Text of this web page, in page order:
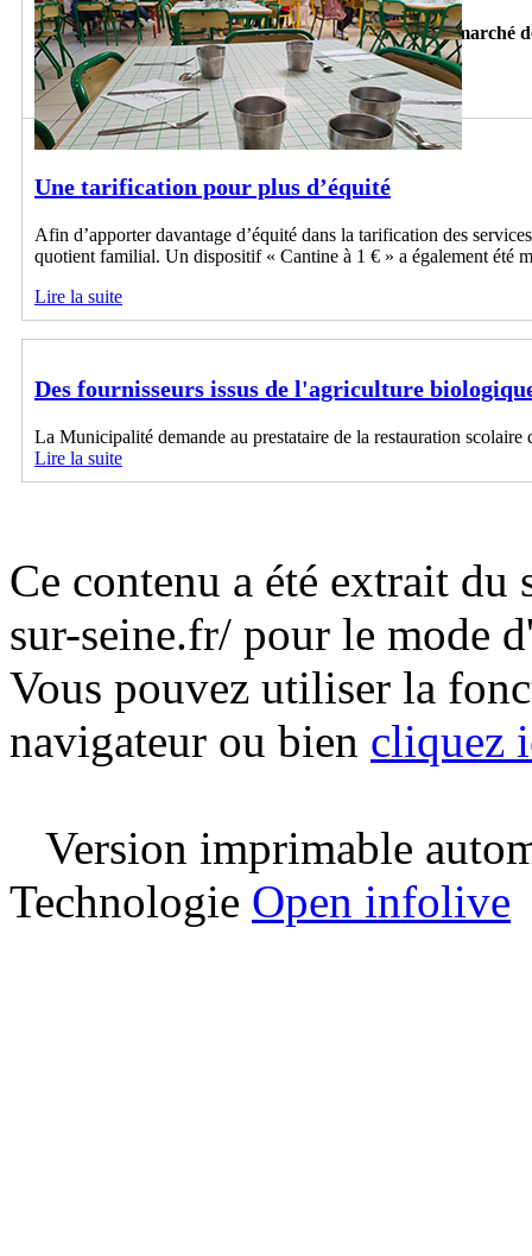
Déjà enclenchée depuis la mise en place du nouveau marché
cet été.
Lire la suite
Une tarification pour plus d’équité
Afin d’apporter davantage d’équité dans la tarification des
quotient familial. Un dispositif « Cantine à 1 € » a également été
Lire la suite
Des fournisseurs issus de l'agriculture
La Municipalité demande au prestataire de la restauration
Lire la suite
Ce contenu a été extrait
sur-seine.fr/ pour le mode
Vous pouvez utiliser la
navigateur ou bien cliquez
Version imprimable
Technologie Open infolive